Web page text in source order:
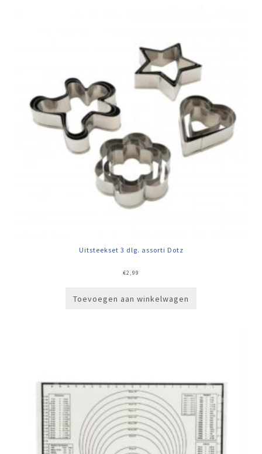
Uitsteekset 3 dlg. assorti Dotz
€2,99
Toevoegen aan winkelwagen